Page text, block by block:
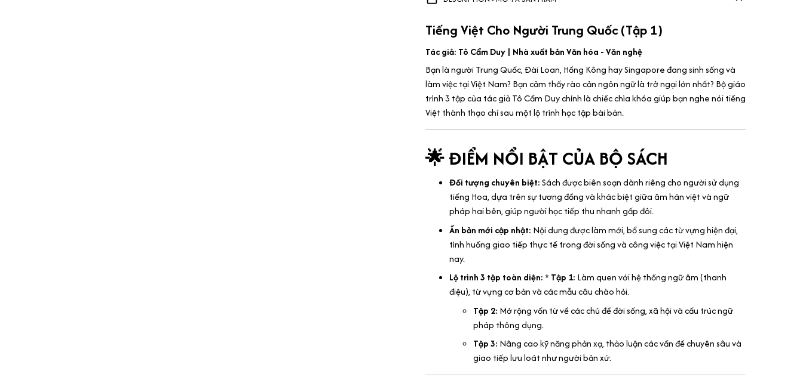
Tiếng Việt Cho Người Trung Quốc (Tập 1)
Tác giả: Tô Cẩm Duy | Nhà xuất bản Văn hóa - Văn nghệ
Bạn là người Trung Quốc, Đài Loan, Hồng Kông hay Singapore đang sinh sống và
làm việc tại Việt Nam? Bạn cảm thấy rào cản ngôn ngữ là trở ngại lớn nhất? Bộ giáo
trình 3 tập của tác giả Tô Cẩm Duy chính là chiếc chìa khóa giúp bạn nghe nói tiếng
Việt thành thạo chỉ sau một lộ trình học tập bài bản.
🌟 ĐIỂM NỔI BẬT CỦA BỘ SÁCH
Đối tượng chuyên biệt:Sách được biên soạn dành riêng cho người sử dụng
tiếng Hoa, dựa trên sự tương đồng và khác biệt giữa âm hán việt và ngữ
pháp hai bên, giúp người học tiếp thu nhanh gấp đôi.
Ấn bản mới cập nhật: Nội dung được làm mới, bổ sung các từ vựng hiện đại,
tình huống giao tiếp thực tế trong đời sống và công việc tại Việt Nam hiện
nay.
Lộ trình 3 tập toàn diện:*Tập 1: Làm quen với hệ thống ngữ âm (thanh
điệu), từ vựng cơ bản và các mẫu câu chào hỏi.
Tập 2: Mở rộng vốn từ về các chủ đề đời sống, xã hội và cấu trúc ngữ
pháp thông dụng.
Tập 3: Nâng cao kỹ năng phản xạ, thảo luận các vấn đề chuyên sâu và
giao tiếp lưu loát như người bản xứ.